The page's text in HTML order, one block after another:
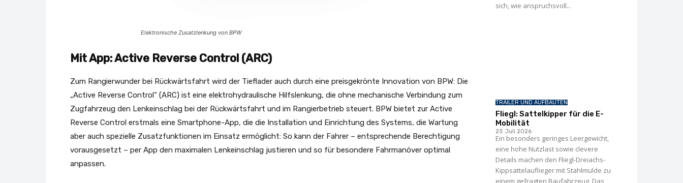
Elektronische Zusatzlenkung von BPW
Mit App: Active Reverse Control (ARC)
Zum Rangierwunder bei Rückwärtsfahrt wird der Tieflader auch durch eine preisgekrönte Innovation von BPW: Die
„Active Reverse Control“ (ARC) ist eine elektrohydraulische Hilfslenkung, die ohne mechanische Verbindung zum
Zugfahrzeug den Lenkeinschlag bei der Rückwärtsfahrt und im Rangierbetrieb steuert. BPW bietet zur Active
Reverse Control erstmals eine Smartphone-App, die die Installation und Einrichtung des Systems, die Wartung
aber auch spezielle Zusatzfunktionen im Einsatz ermöglicht: So kann der Fahrer – entsprechende Berechtigung
vorausgesetzt – per App den maximalen Lenkeinschlag justieren und so für besondere Fahrmanöver optimal
anpassen.
sich, wie anspruchsvoll...
TRAILER UND AUFBAUTEN
Fliegl: Sattelkipper für die E-
Mobilität
23. Juli 2026
Ein besonders geringes Leergewicht,
eine hohe Nutzlast sowie clevere
Details machen den Fliegl-Dreiachs-
Kippsattelauflieger mit Stahlmulde zu